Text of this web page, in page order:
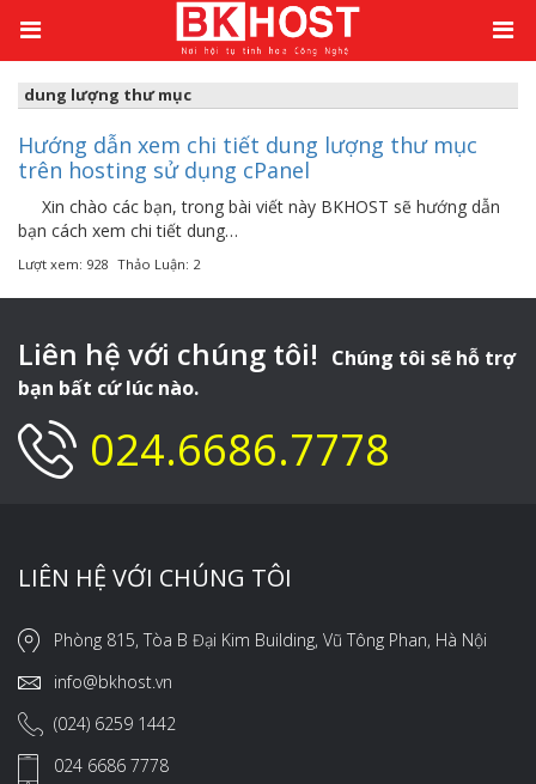
Kiến thức dung lượng thư mục
dung lượng thư mục
Hướng dẫn xem chi tiết dung lượng thư mục
trên hosting sử dụng cPanel
Xin chào các bạn, trong bài viết này BKHOST sẽ hướng dẫn
bạn cách xem chi tiết dung…
Lượt xem: 928 Thảo Luận: 2
Liên hệ với chúng tôi!
Chúng tôi sẽ hỗ trợ
bạn bất cứ lúc nào.
024.6686.7778
LIÊN HỆ VỚI CHÚNG TÔI
Phòng 815, Tòa B Đại Kim Building, Vũ Tông Phan, Hà Nội
info@bkhost.vn
(024) 6259 1442
024 6686 7778